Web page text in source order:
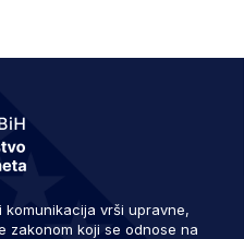
komunikacija vrši upravne,
zakonom koji se odnose na